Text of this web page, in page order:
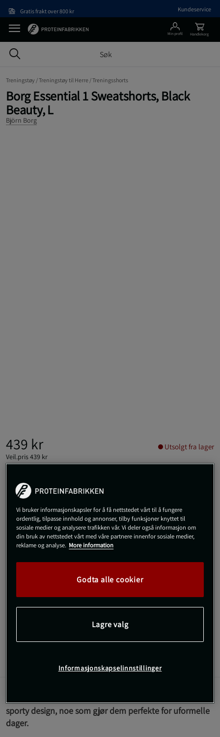
Gratis frakt over 800 kr Kundeservice
Min profil Handlekorg
Treningstøy /Treningstøy til Herre /Treningsshorts
Borg Essential 1 Sweatshorts, Black
Beauty, L
Björn Borg
439 kr
Veil.pris439 kr
Utsolgt fra lager
Utsolgt fra lager
Gi meg beskjed via e-post
Dette produktet er dessverre ikke i lager. Få beskjed når det
SKU #10005397_BK001R | EAN7321465866066
Anmeldelser
sporty design, noe som gjør dem perfekte for uformelle
dager.
Vi bruker informasjonskapsler for å få nettstedet vårt til å fungere
ordentlig, tilpasse innhold og annonser, tilby funksjoner knyttet til
sosiale medier og analysere trafikken vår. Vi deler også informasjon om
din bruk av nettstedet vårt med våre partnere innenfor sosiale medier,
reklame og analyse. More information
Godta alle cookier
Lagre valg
Informasjonskapselinnstillinger